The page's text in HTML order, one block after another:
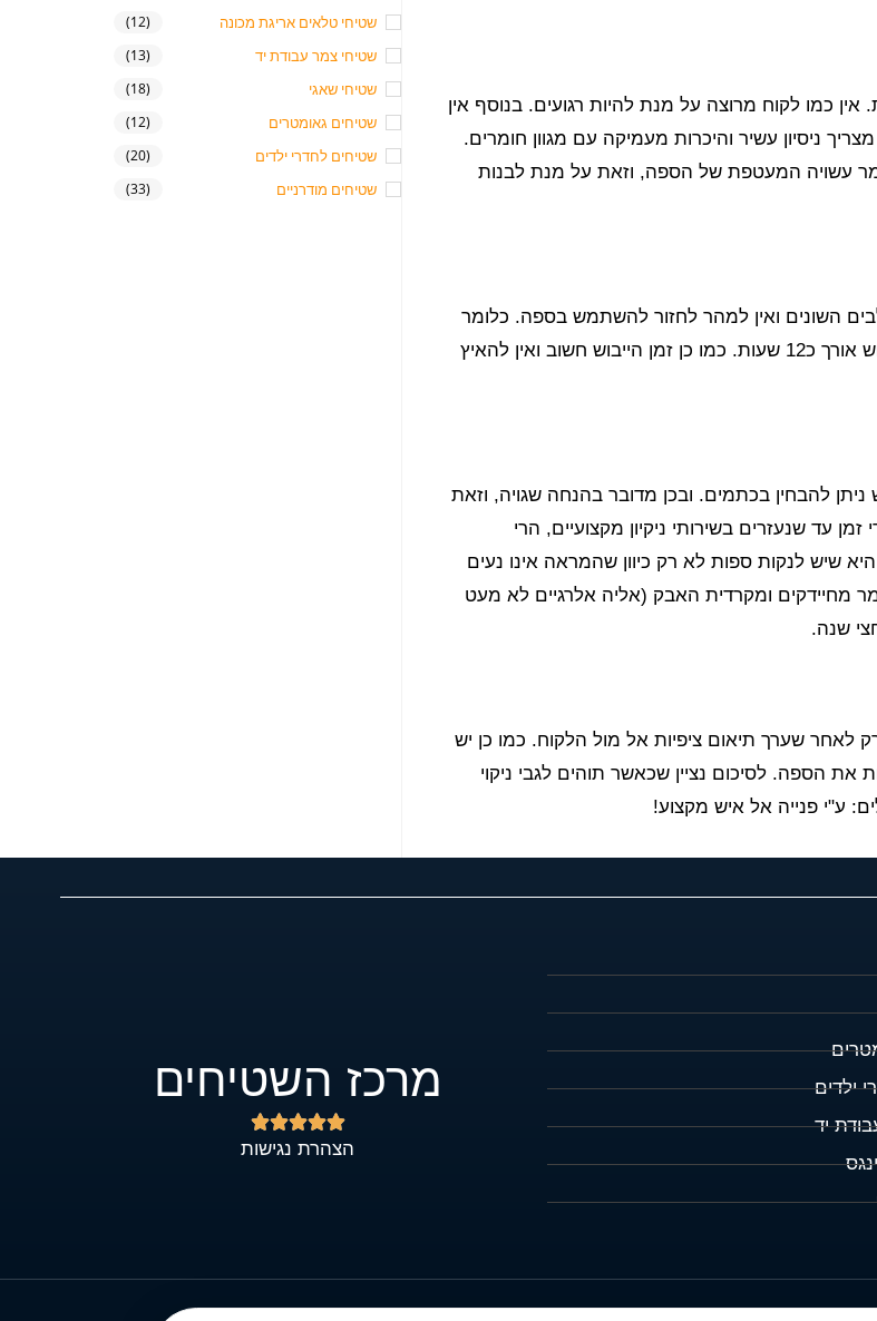
כמו לקוח מרוצה על מנת להיות רגועים. בנוסף אין
ניסיון עשיר והיכרות מעמיקה עם מגוון חומרים.
עשויה המעטפת של הספה, וזאת על מנת לבנות
השונים ואין למהר לחזור להשתמש בספה. כלומר
לרוב ניקיון יסודי של ספה אורך בין שעה וחצי לשעתיים, ואילו זמן הייבוש אורך כ12 שעות. כמו כן זמן הייבוש חשוב ואין להאיץ
להבחין בכתמים. ובכן מדובר בהנחה שגויה, וזאת
עד שנעזרים בשירותי ניקיון מקצועיים, הרי
שיש לנקות ספות לא רק כיוון שהמראה אינו נעים
מחיידקים ומקרדית האבק (אליה אלרגיים לא מעט
שנה.
לאחר שערך תיאום ציפיות אל מול הלקוח. כמו כן יש
הספה. לסיכום נציין שכאשר תוהים לגבי ניקוי
ע"י פנייה אל איש מקצוע!
שטיחי טלאים אריגת מכונה (12)
שטיחי צמר עבודת יד (13)
שטיחי שאגי (18)
שטיחים גאומטרים (12)
שטיחים לחדרי ילדים (20)
שטיחים מודרניים (33)
ילדים
יד
מרכז השטיחים





הצהרת נגישות
הפרטיות מרכז השטיחים